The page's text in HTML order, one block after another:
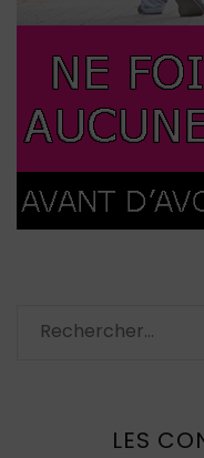
Rechercher :
LES